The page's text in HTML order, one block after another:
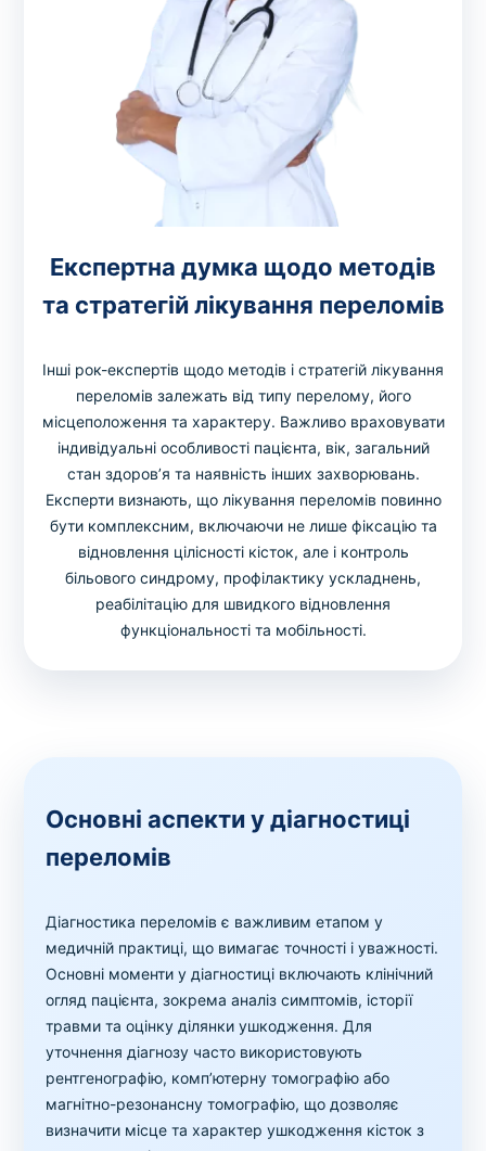
Експертна думка щодо методів
та стратегій лікування переломів
Інші рок-експертів щодо методів і стратегій лікування
переломів залежать від типу перелому, його
місцеположення та характеру. Важливо враховувати
індивідуальні особливості пацієнта, вік, загальний
стан здоров’я та наявність інших захворювань.
Експерти визнають, що лікування переломів повинно
бути комплексним, включаючи не лише фіксацію та
відновлення цілісності кісток, але і контроль
більового синдрому, профілактику ускладнень,
реабілітацію для швидкого відновлення
функціональності та мобільності.
Основні аспекти у діагностиці
переломів
Діагностика переломів є важливим етапом у
медичній практиці, що вимагає точності і уважності.
Основні моменти у діагностиці включають клінічний
огляд пацієнта, зокрема аналіз симптомів, історії
травми та оцінку ділянки ушкодження. Для
уточнення діагнозу часто використовують
рентгенографію, комп’ютерну томографію або
магнітно-резонансну томографію, що дозволяє
визначити місце та характер ушкодження кісток з